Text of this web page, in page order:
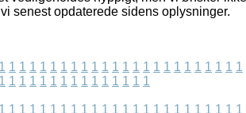
senest opdaterede sidens oplysninger.
1 1 1 1 1 1 1 1 1 1 1 1 1 1 1 1 1 1 1 1 1 1 1 1
1 1 1 1 1 1 1 1 1 1 1 1 1 1 1
1 1 1 1 1 1 1 1 1 1 1 1 1 1 1 1 1 1 1 1 1 1 1 1